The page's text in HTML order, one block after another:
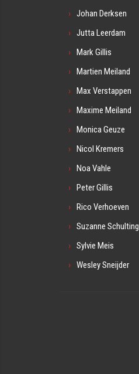
Johan Derksen
Jutta Leerdam
Mark Gillis
Martien Meiland
Max Verstappen
Maxime Meiland
Monica Geuze
Nicol Kremers
Noa Vahle
Peter Gillis
Rico Verhoeven
Suzanne Schulting
Sylvie Meis
Wesley Sneijder